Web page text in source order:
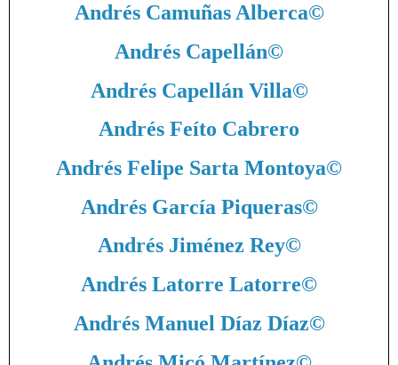
Andrés Camuñas Alberca©
Andrés Capellán©
Andrés Capellán Villa©
Andrés Feíto Cabrero
Andrés Felipe Sarta Montoya©
Andrés García Piqueras©
Andrés Jiménez Rey©
Andrés Latorre Latorre©
Andrés Manuel Díaz Díaz©